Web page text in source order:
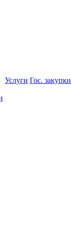
Услуги Гос. закупки